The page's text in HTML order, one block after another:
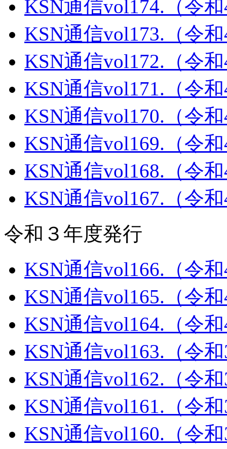
KSN通信vol174.（令
KSN通信vol173.（令
KSN通信vol172.（令
KSN通信vol171.（令
KSN通信vol170.（令
KSN通信vol169.（令
KSN通信vol168.（令
KSN通信vol167.（令
令和３年度発行
KSN通信vol166.（令
KSN通信vol165.（令
KSN通信vol164.（令
KSN通信vol163.（令
KSN通信vol162.（令
KSN通信vol161.（令
KSN通信vol160.（令